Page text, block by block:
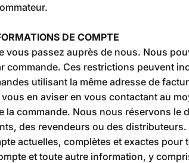
DE COMPTE
passez auprès de nous. Nous
Ces restrictions peuvent
utilisant la même adresse de
en aviser en vous contactant au
commande. Nous nous réservons le
des revendeurs ou des distributeurs.
actuelles, complètes et exactes pour
et toute autre information, y